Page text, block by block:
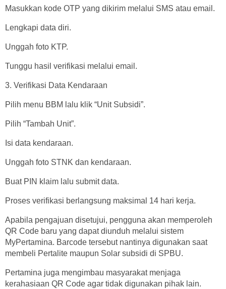
Masukkan kode OTP yang dikirim melalui SMS atau email.
Lengkapi data diri.
Unggah foto KTP.
Tunggu hasil verifikasi melalui email.
3. Verifikasi Data Kendaraan
Pilih menu BBM lalu klik “Unit Subsidi”.
Pilih “Tambah Unit”.
Isi data kendaraan.
Unggah foto STNK dan kendaraan.
Buat PIN klaim lalu submit data.
Proses verifikasi berlangsung maksimal 14 hari kerja.
Apabila pengajuan disetujui, pengguna akan memperoleh
QR Code baru yang dapat diunduh melalui sistem
MyPertamina. Barcode tersebut nantinya digunakan saat
membeli Pertalite maupun Solar subsidi di SPBU.
Pertamina juga mengimbau masyarakat menjaga
kerahasiaan QR Code agar tidak digunakan pihak lain.